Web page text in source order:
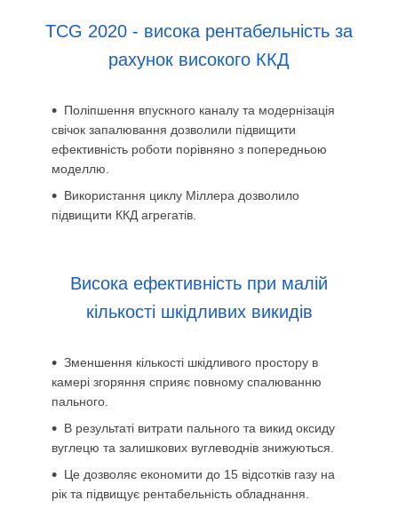
TCG 2020 - висока рентабельність за
рахунок високого ККД
Поліпшення впускного каналу та модернізація
свічок запалювання дозволили підвищити
ефективність роботи порівняно з попередньою
моделлю.
Використання циклу Міллера дозволило
підвищити ККД агрегатів.
Висока ефективність при малій
кількості шкідливих викидів
Зменшення кількості шкідливого простору в
камері згоряння сприяє повному спалюванню
пального.
В результаті витрати пального та викид оксиду
вуглецю та залишкових вуглеводнів знижуються.
Це дозволяє економити до 15 відсотків газу на
рік та підвищує рентабельність обладнання.